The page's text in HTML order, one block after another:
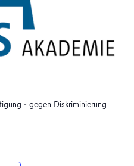
- gegen Diskriminierung